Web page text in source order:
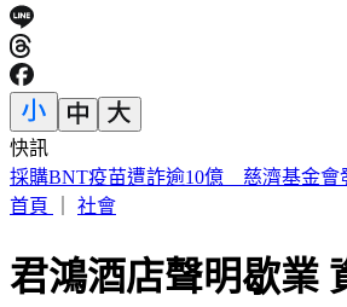
快訊
苦茶油陷食安風暴！苯駢芘狂驗出 「
首頁
社會
君鴻酒店聲明歇業